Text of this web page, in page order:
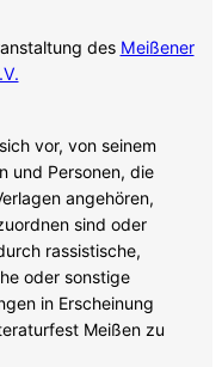
des Meißener
vor, von seinem
und Personen, die
angehören,
sind oder
rassistische,
oder sonstige
in Erscheinung
Meißen zu